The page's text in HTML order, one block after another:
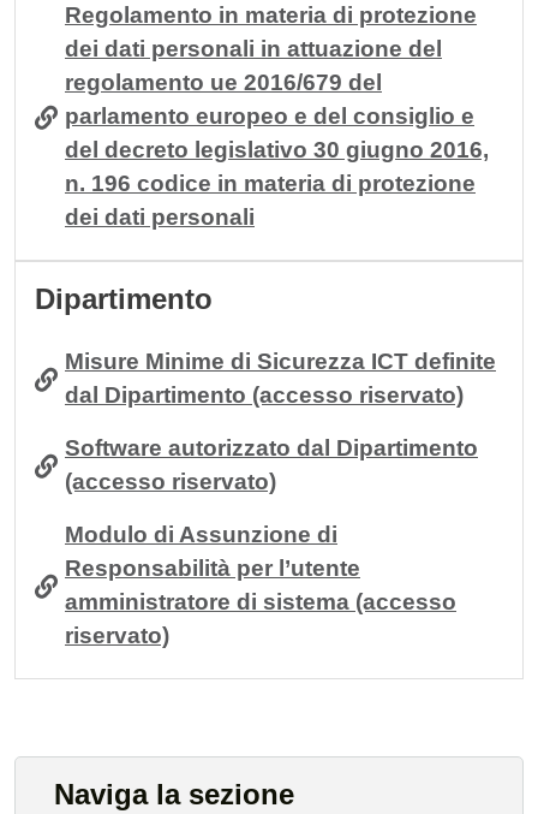
Regolamento in materia di protezione
dei dati personali in attuazione del
regolamento ue 2016/679 del
parlamento europeo e del consiglio e
del decreto legislativo 30 giugno 2016,
n. 196 codice in materia di protezione
dei dati personali
Dipartimento
Misure Minime di Sicurezza ICT definite
dal Dipartimento (accesso riservato)
Software autorizzato dal Dipartimento
(accesso riservato)
Modulo di Assunzione di
Responsabilità per l’utente
amministratore di sistema (accesso
riservato)
Naviga la sezione